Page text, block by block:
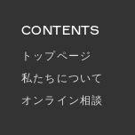
CONTENTS
トップページ
私たちについて
オンライン相談